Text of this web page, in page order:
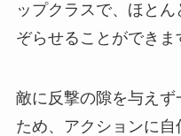
ップクラスで、ほと
ぞらせることができま
敵に反撃の隙を与え
ため、アクションに